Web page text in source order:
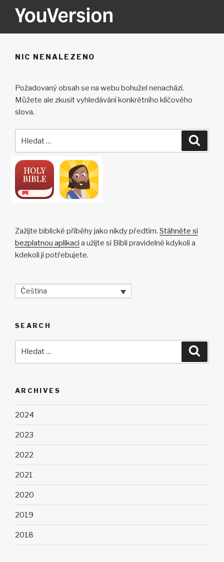
YOUVERSION
NIC NENALEZENO
Požadovaný obsah se na webu bohužel nenachází.
Můžete ale zkusit vyhledávání konkrétního klíčového
slova.
Zažijte biblické příběhy jako nikdy předtím. Stáhněte si
bezplatnou aplikaci a užijte si Bibli pravidelně kdykoli a
kdekoli ji potřebujete.
Čeština
SEARCH
ARCHIVES
2024
2023
2022
2021
2020
2019
2018